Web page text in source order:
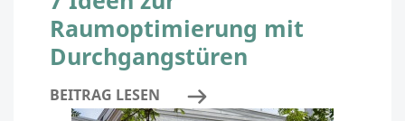
Raumoptimierung mit
Durchgangstüren
BEITRAG LESEN